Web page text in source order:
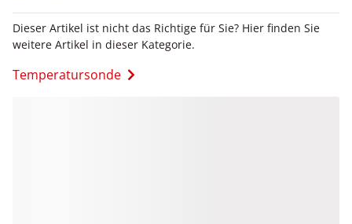
Dieser Artikel ist nicht das Richtige für Sie? Hier finden Sie
weitere Artikel in dieser Kategorie.
Temperatursonde